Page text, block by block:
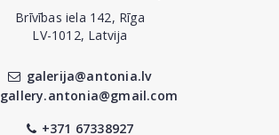
Brīvības iela 142, Rīga
LV-1012, Latvija
galerija@antonia.lv
gallery.antonia@gmail.com
+371 67338927